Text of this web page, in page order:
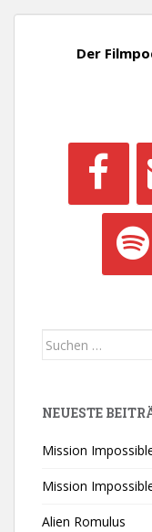
Der
Suchen
NEUESTE
Mission
Mission
Alien Romulus